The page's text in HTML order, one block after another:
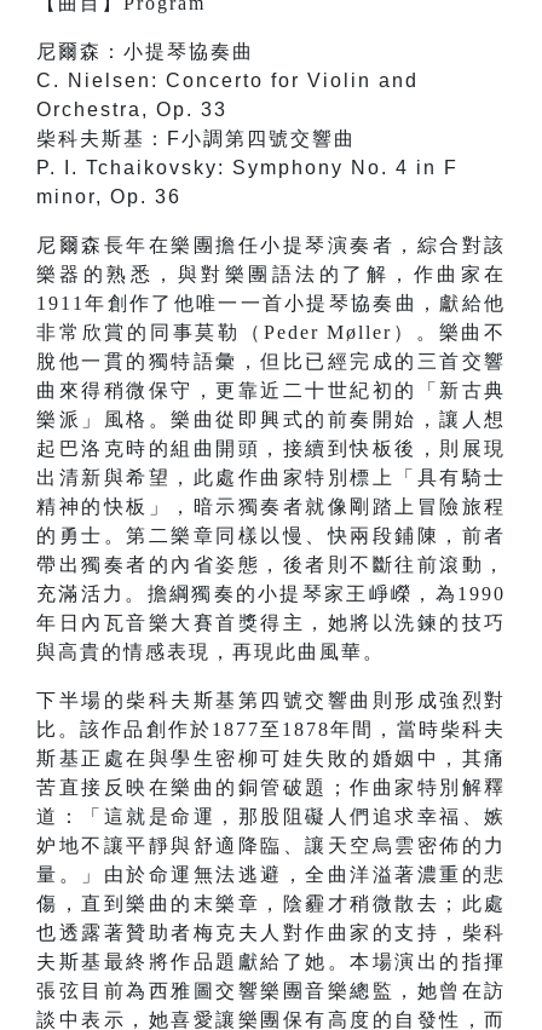
尼爾森：小提琴協奏曲
C. Nielsen: Concerto for Violin and
Orchestra, Op. 33
柴科夫斯基：F小調第四號交響曲
P. I. Tchaikovsky: Symphony No. 4 in F
minor, Op. 36
尼爾森長年在樂團擔任小提琴演奏者，綜合對該
樂器的熟悉，與對樂團語法的了解，作曲家在
1911年創作了他唯一一首小提琴協奏曲，獻給他
非常欣賞的同事莫勒（Peder Møller）。樂曲不
脫他一貫的獨特語彙，但比已經完成的三首交響
曲來得稍微保守，更靠近二十世紀初的「新古典
樂派」風格。樂曲從即興式的前奏開始，讓人想
起巴洛克時的組曲開頭，接續到快板後，則展現
出清新與希望，此處作曲家特別標上「具有騎士
精神的快板」，暗示獨奏者就像剛踏上冒險旅程
的勇士。第二樂章同樣以慢、快兩段鋪陳，前者
帶出獨奏者的內省姿態，後者則不斷往前滾動，
充滿活力。擔綱獨奏的小提琴家王崢嶸，為1990
年日內瓦音樂大賽首獎得主，她將以洗鍊的技巧
與高貴的情感表現，再現此曲風華。
下半場的柴科夫斯基第四號交響曲則形成強烈對
比。該作品創作於1877至1878年間，當時柴科夫
斯基正處在與學生密柳可娃失敗的婚姻中，其痛
苦直接反映在樂曲的銅管破題；作曲家特別解釋
道：「這就是命運，那股阻礙人們追求幸福、嫉
妒地不讓平靜與舒適降臨、讓天空烏雲密佈的力
量。」由於命運無法逃避，全曲洋溢著濃重的悲
傷，直到樂曲的末樂章，陰霾才稍微散去；此處
也透露著贊助者梅克夫人對作曲家的支持，柴科
夫斯基最終將作品題獻給了她。本場演出的指揮
張弦目前為西雅圖交響樂團音樂總監，她曾在訪
談中表示，她喜愛讓樂團保有高度的自發性，而